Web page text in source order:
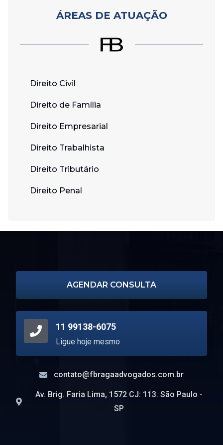
ÁREAS DE ATUAÇÃO
Direito Civil
Direito de Família
Direito Empresarial
Direito Trabalhista
Direito Tributário
Direito Penal
AGENDAR CONSULTA
11 99138-6075
Ligue hoje mesmo
contato@fbragaadvogados.com.br
Av. Brig. Faria Lima, 1572 CJ: 113. São Paulo -
SP